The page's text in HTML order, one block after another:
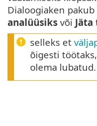
Dialoogiaken
analüüsiks või
selleks et
õigesti
olema lubatud.